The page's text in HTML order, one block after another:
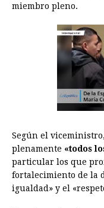
miembro pleno.
Según el
plenamente «todos
particular los que
fortalecimiento de la
igualdad» y el